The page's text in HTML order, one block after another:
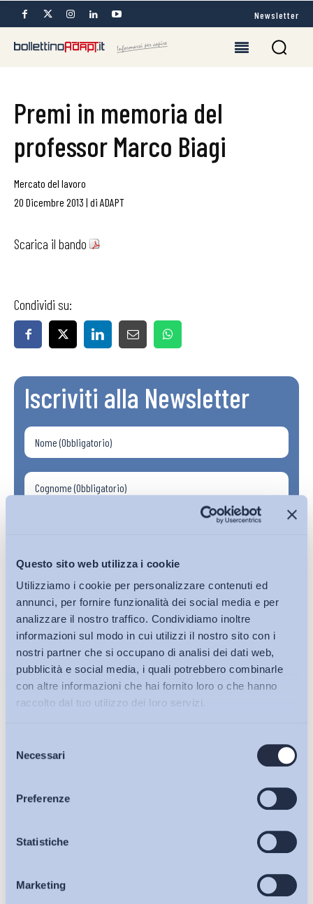
Questo sito web utilizza i cookie
Utilizziamo i cookie per personalizzare contenuti ed
annunci, per fornire funzionalità dei social media e per
analizzare il nostro traffico. Condividiamo inoltre
informazioni sul modo in cui utilizzi il nostro sito con i
nostri partner che si occupano di analisi dei dati web,
pubblicità e social media, i quali potrebbero combinarle
con altre informazioni che hai fornito loro o che hanno
raccolto dal tuo utilizzo dei loro servizi.
delNecessari
Preferenze
Statistiche
Marketing
Bollettini ADAPT
Articoli
Osservatori
Eventi
Newsletter
Premi in memoria del
professor Marco Biagi
Mercato del lavoro
20 Dicembre 2013 | di ADAPT
Scarica il bando
Condividi su:
Iscriviti alla Newsletter
Ho letto e Accetto il trattamento dei dati personali descritti